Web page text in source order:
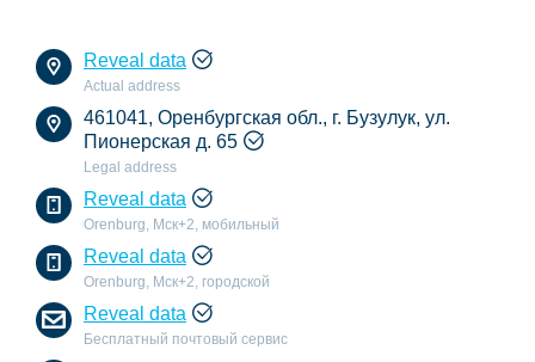
Reveal data
Actual address
461041, Оренбургская обл., г. Бузулук, ул.
Пионерская д. 65
Legal address
Reveal data
Orenburg, Мск+2, мобильный
Reveal data
Orenburg, Мск+2, городской
Reveal data
Бесплатный почтовый сервис